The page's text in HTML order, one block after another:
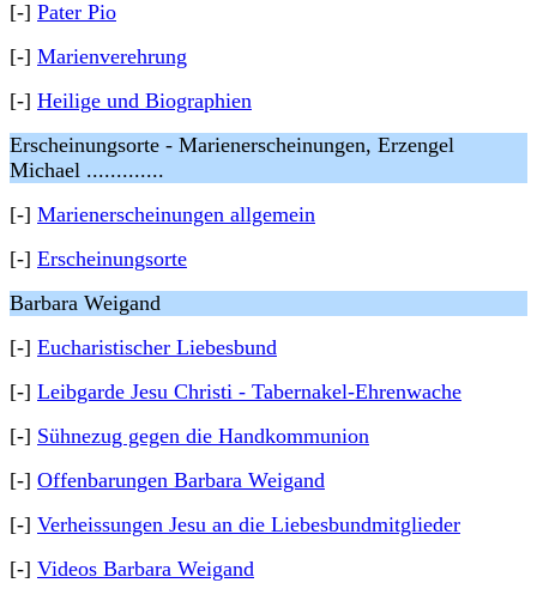
[-] Pater Pio
[-] Marienverehrung
[-] Heilige und Biographien
Erscheinungsorte - Marienerscheinungen, Erzengel
Michael .............
[-] Marienerscheinungen allgemein
[-] Erscheinungsorte
Barbara Weigand
[-] Eucharistischer Liebesbund
[-] Leibgarde Jesu Christi - Tabernakel-Ehrenwache
[-] Sühnezug gegen die Handkommunion
[-] Offenbarungen Barbara Weigand
[-] Verheissungen Jesu an die Liebesbundmitglieder
[-] Videos Barbara Weigand